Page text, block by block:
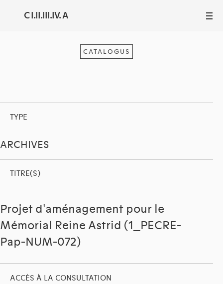
C I.II.III.IV. A III
CATALOGUS
TYPE
ARCHIVES
TITRE(S)
Projet d'aménagement pour le
Mémorial Reine Astrid (1_PECRE-
Pap-NUM-072)
ACCÈS À LA CONSULTATION